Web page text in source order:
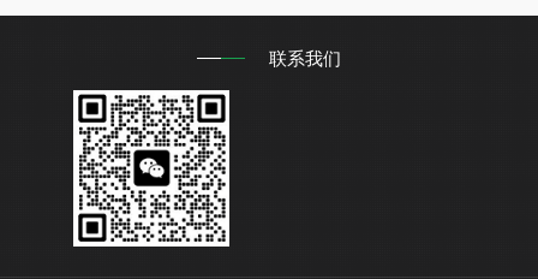
联系我们